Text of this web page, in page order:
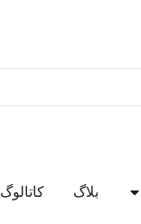
بلاگ کاتالوگ